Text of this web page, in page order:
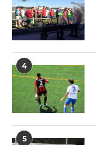
4
5